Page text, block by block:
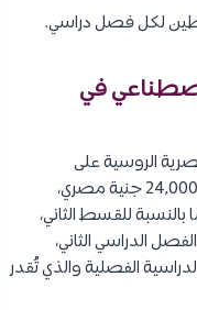
لكل فصل دراسي.
في
الروسية على
قسطين دراسيين يُقدر كل قسط منهما بـ 24,000 جنية مصري،
للقسط الثاني،
الدراسي الثاني،
2% من الرسوم الدراسية الفصلية والذي تُقدر